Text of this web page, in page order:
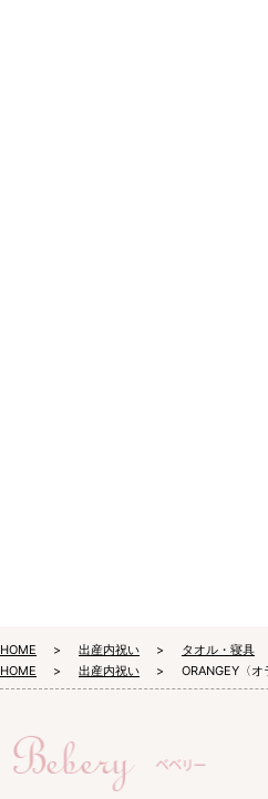
HOME 出産内祝い タオル・寝具
HOME
出産内祝い ORANGEY〈